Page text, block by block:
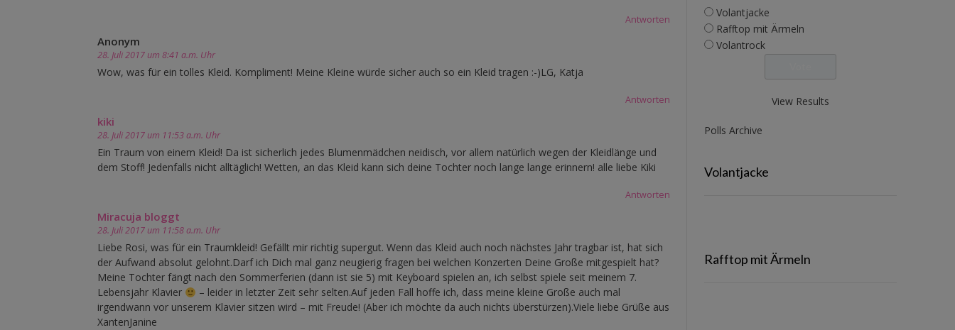
Antworten
Anonym
28. Juli 2017 um 8:41 a.m. Uhr
Wow, was für ein tolles Kleid. Kompliment! Meine Kleine würde sicher auch so ein Kleid tragen :-)LG, Katja
Antworten
kiki
28. Juli 2017 um 11:53 a.m. Uhr
Ein Traum von einem Kleid! Da ist sicherlich jedes Blumenmädchen neidisch, vor allem natürlich wegen der Kleidlänge und
dem Stoff! Jedenfalls nicht alltäglich! Wetten, an das Kleid kann sich deine Tochter noch lange lange erinnern! alle liebe Kiki
Antworten
Miracuja bloggt
28. Juli 2017 um 11:58 a.m. Uhr
Liebe Rosi, was für ein Traumkleid! Gefällt mir richtig supergut. Wenn das Kleid auch noch nächstes Jahr tragbar ist, hat sich
der Aufwand absolut gelohnt.Darf ich Dich mal ganz neugierig fragen bei welchen Konzerten Deine Große mitgespielt hat?
Meine Tochter fängt nach den Sommerferien (dann ist sie 5) mit Keyboard spielen an, ich selbst spiele seit meinem 7.
Lebensjahr Klavier
– leider in letzter Zeit sehr selten.Auf jeden Fall hoffe ich, dass meine kleine Große auch mal
irgendwann vor unserem Klavier sitzen wird – mit Freude! (Aber ich möchte da auch nichts überstürzen).Viele liebe Grüße aus
XantenJanine
Volantjacke
Rafftop mit Ärmeln
Volantrock
View Results
Polls Archive
Volantjacke
Rafftop mit Ärmeln